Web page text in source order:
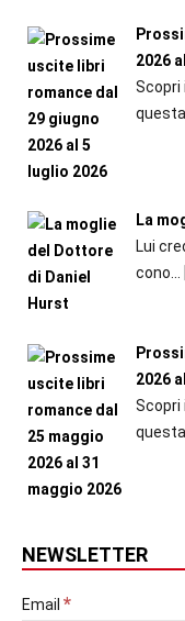
2026
Scopri
La
Lui
cono...
2026
Scopri
NEWSLETTER
Email *